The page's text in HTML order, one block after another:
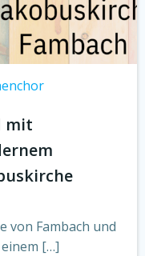
mit
von Fambach und
[…]